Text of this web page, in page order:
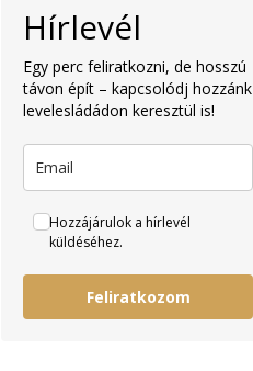
Hírlevél
Egy perc feliratkozni, de hosszú
távon épít – kapcsolódj hozzánk
levelesládádon keresztül is!
Hozzájárulok a hírlevél
küldéséhez.
Feliratkozom